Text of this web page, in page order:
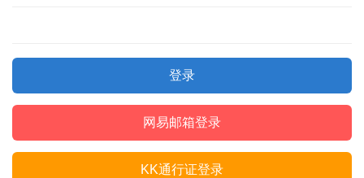
登录
网易邮箱登录
KK通行证登录